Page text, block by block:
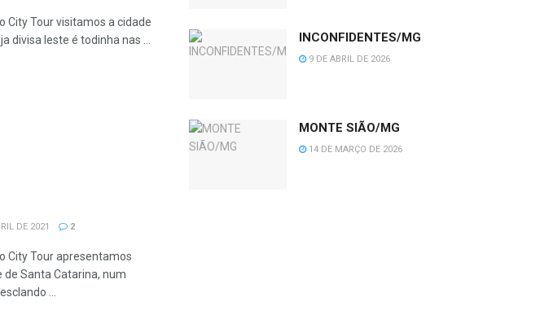
City Tour visitamos a cidade
divisa leste é todinha nas ...
DE 2021 2
City Tour apresentamos
de Santa Catarina, num
...
INCONFIDENTES/MG
9 DE ABRIL DE 2026
MONTE SIÃO/MG
14 DE MARÇO DE 2026